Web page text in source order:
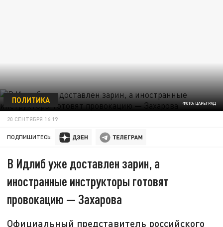
ФОТО: ЦАРЬГРАД
ПОЛИТИКА
20 СЕНТЯБРЯ 16:19
ПОДПИШИТЕСЬ:
В Идлиб уже доставлен зарин, а
иностранные инструкторы готовят
провокацию — Захарова
Официальный представитель российского